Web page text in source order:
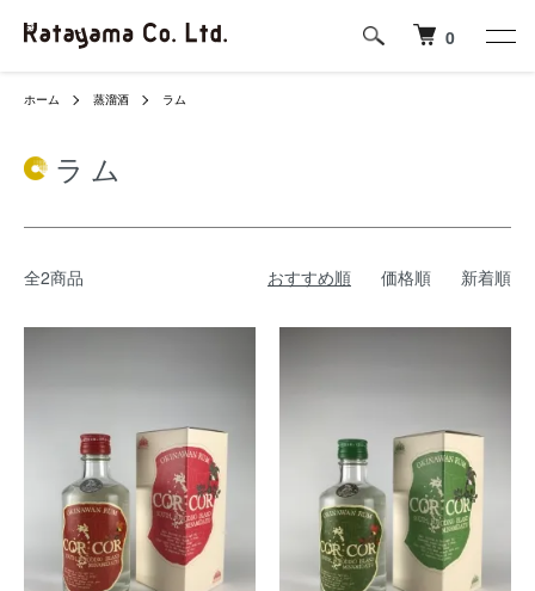
0
ホーム 蒸溜酒 ラム
ラム
全2商品 おすすめ順 価格順 新着順